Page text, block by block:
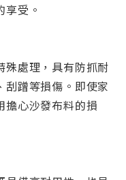
受。
殊處理，具有防抓耐
刮蹭等損傷。即使家
擔心沙發布料的損